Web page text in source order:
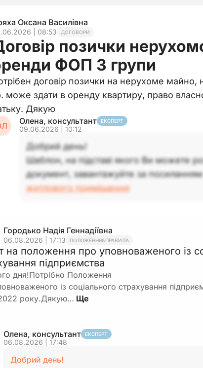
Оксана Василівна
| 08:53 ДОГОВОРИ
позички
ФОП 3 групи
договір позички на нерухоме майно,
може здати в оренду квартиру, право
Дякую
Олена, консультант ЕКСПЕРТ
09.06.2026 | 10:12
Добрий день!
Шаблон, на підставі якого Ви можете
документ, завантажуйте за
житлового приміщення
Городько Надія Геннадіївна
06.08.2026 | 17:13 ПОЛОЖЕННЯ&ПРАВИЛА
на положення про уповноваженого із
підприємства
дня!Потрібно Положення
із соціального страхування
року.Дякую…
Олена, консультант ЕКСПЕРТ
06.08.2026 | 17:48
Добрий день!